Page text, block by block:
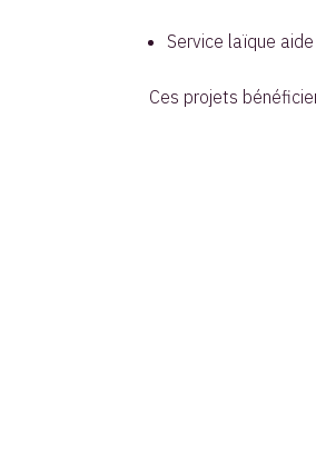
Service laïque
Ces projets